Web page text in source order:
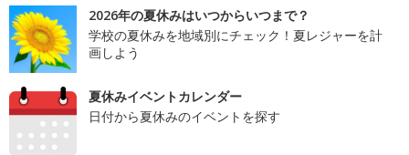
2026年の夏休みはいつからいつまで？
学校の夏休みを地域別にチェック！夏レジャーを計
画しよう
夏休みイベントカレンダー
日付から夏休みのイベントを探す